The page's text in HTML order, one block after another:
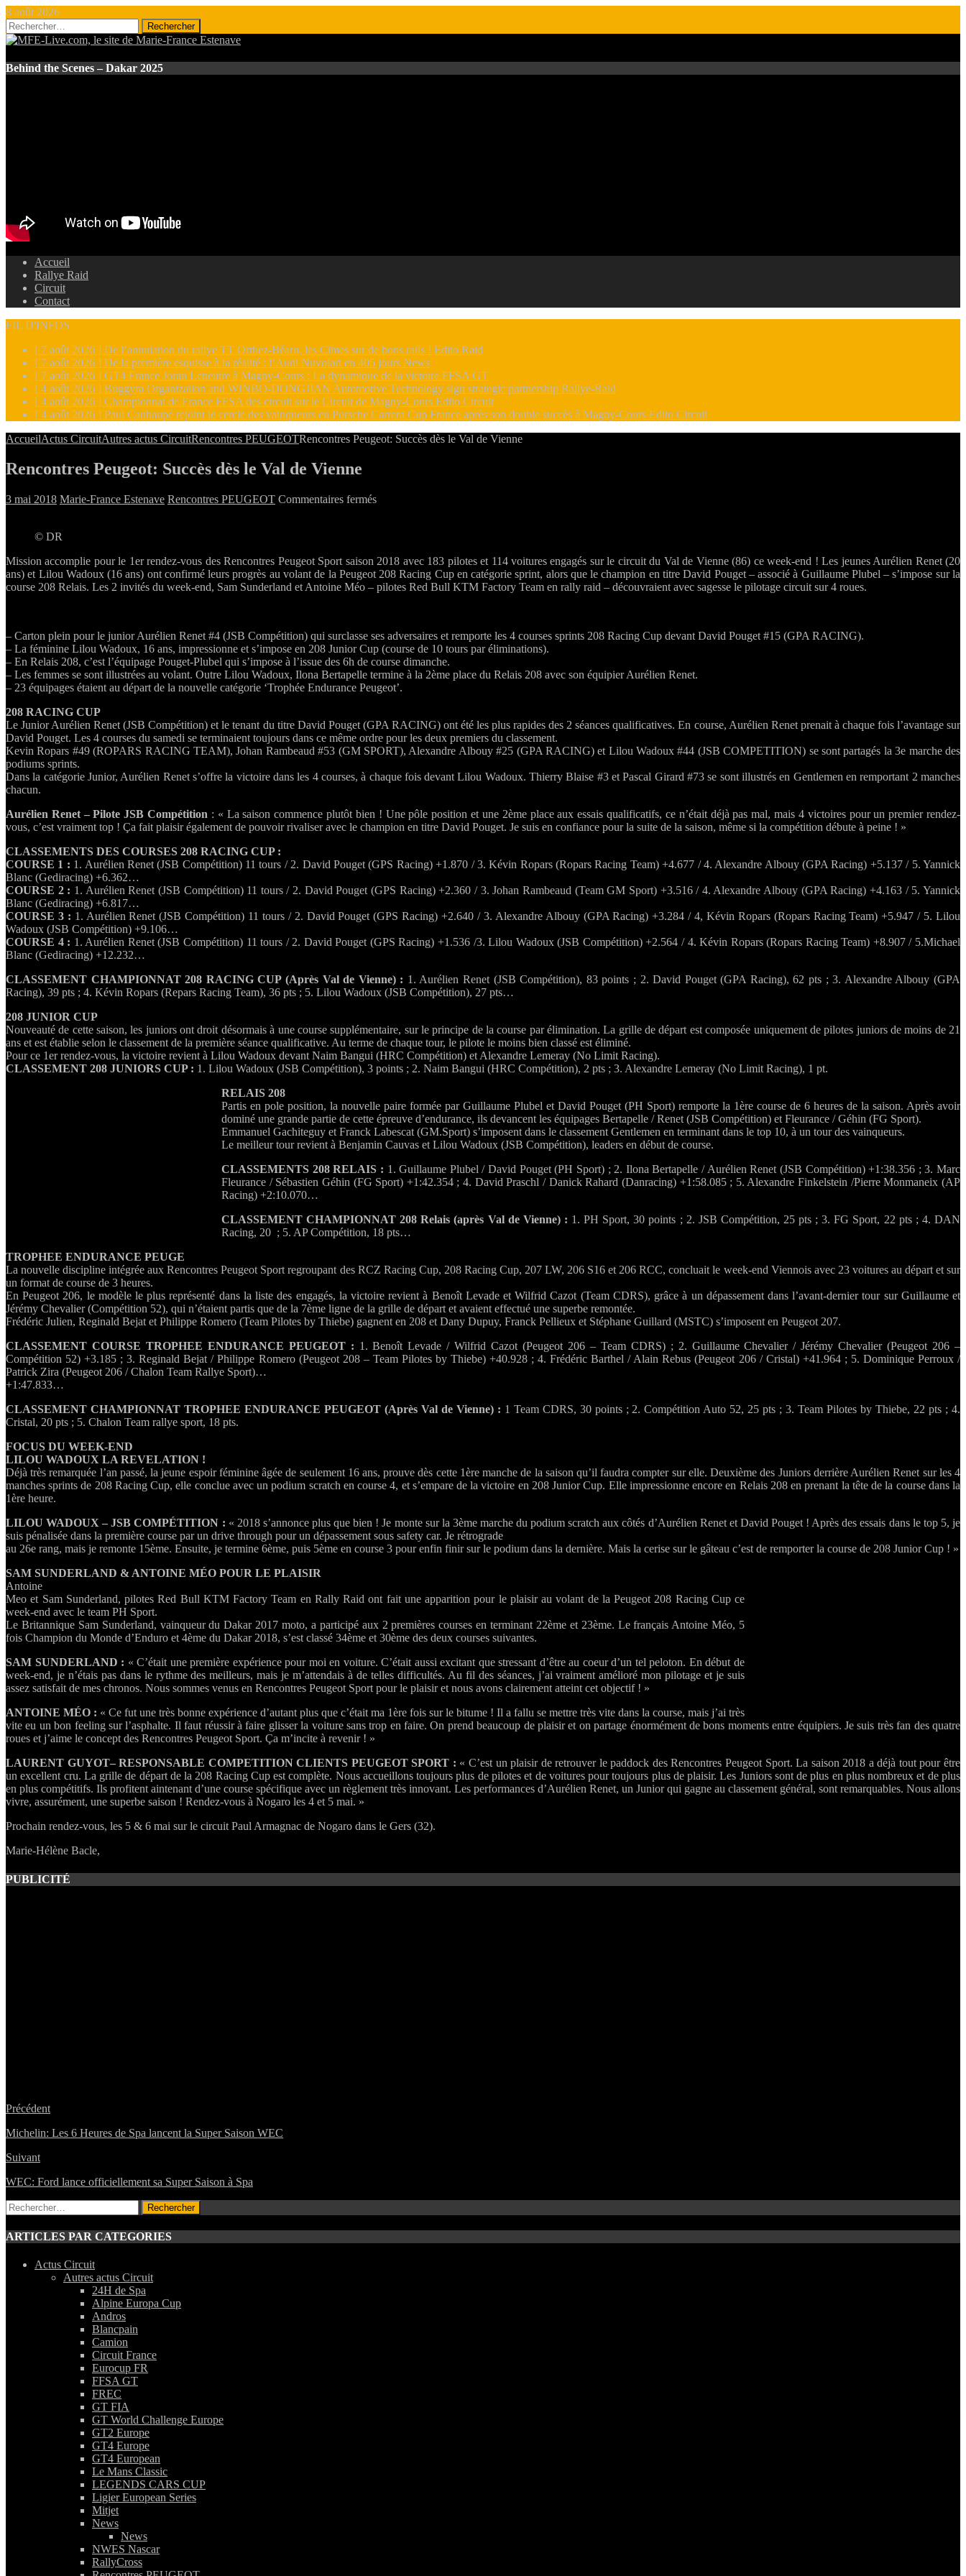
8 août 2026
Rechercher :
Behind the Scenes – Dakar 2025
Accueil
Rallye Raid
Circuit
Contact
FIL D'INFOS
[ 7 août 2026 ] De l’annulation du rallye TT Orthez-Béarn, les Cimes sur de bons rails ! Edito Raid
[ 7 août 2026 ] De la première esquisse à la réalité : l’Audi Nuvolari en 405 jours News
[ 7 août 2026 ] GT4 France Joran Leneutre à Magny-Cours : La dynamique de la victoire FFSA GT
[ 4 août 2026 ] Buggyra Organization and WINBO-DONGJIAN Automotive Technology sign strategic partnership Rallye-Raid
[ 4 août 2026 ] Championnat de France FFSA des circuit sur le Circuit de Magny-Cours Edito Circuit
[ 4 août 2026 ] Paul Cauhaupé rejoint le cercle des vainqueurs en Porsche Carrera Cup France après son double succès à Magny-Cours Edito Circuit
AccueilActus CircuitAutres actus CircuitRencontres PEUGEOTRencontres Peugeot: Succès dès le Val de Vienne
Rencontres Peugeot: Succès dès le Val de Vienne
3 mai 2018 Marie-France Estenave Rencontres PEUGEOT Commentaires ferméssur
le
Val
de
© DR
Mission accomplie pour le 1er rendez-vous des Rencontres Peugeot Sport saison 2018 avec 183 pilotes et 114 voitures engagés sur le circuit du Val de Vienne (86) ce week-end ! Les jeunes Aurélien Renet (20
ans) et Lilou Wadoux (16 ans) ont confirmé leurs progrès au volant de la Peugeot 208 Racing Cup en catégorie sprint, alors que le champion en titre David Pouget – associé à Guillaume Plubel – s’impose sur la
course 208 Relais. Les 2 invités du week-end, Sam Sunderland et Antoine Méo – pilotes Red Bull KTM Factory Team en rally raid – découvraient avec sagesse le pilotage circuit sur 4 roues.
– Carton plein pour le junior Aurélien Renet #4 (JSB Compétition) qui surclasse ses adversaires et remporte les 4 courses sprints 208 Racing Cup devant David Pouget #15 (GPA RACING).
– La féminine Lilou Wadoux, 16 ans, impressionne et s’impose en 208 Junior Cup (course de 10 tours par éliminations).
– En Relais 208, c’est l’équipage Pouget-Plubel qui s’impose à l’issue des 6h de course dimanche.
– Les femmes se sont illustrées au volant. Outre Lilou Wadoux, Ilona Bertapelle termine à la 2ème place du Relais 208 avec son équipier Aurélien Renet.
– 23 équipages étaient au départ de la nouvelle catégorie ‘Trophée Endurance Peugeot’.
208 RACING CUP
Le Junior Aurélien Renet (JSB Compétition) et le tenant du titre David Pouget (GPA RACING) ont été les plus rapides des 2 séances qualificatives. En course, Aurélien Renet prenait à chaque fois l’avantage sur
David Pouget. Les 4 courses du samedi se terminaient toujours dans ce même ordre pour les deux premiers du classement.
Kevin Ropars #49 (ROPARS RACING TEAM), Johan Rambeaud #53 (GM SPORT), Alexandre Albouy #25 (GPA RACING) et Lilou Wadoux #44 (JSB COMPETITION) se sont partagés la 3e marche des
podiums sprints.
Dans la catégorie Junior, Aurélien Renet s’offre la victoire dans les 4 courses, à chaque fois devant Lilou Wadoux. Thierry Blaise #3 et Pascal Girard #73 se sont illustrés en Gentlemen en remportant 2 manches
chacun.
Aurélien Renet – Pilote JSB Compétition : « La saison commence plutôt bien ! Une pôle position et une 2ème place aux essais qualificatifs, ce n’était déjà pas mal, mais 4 victoires pour un premier rendez-
vous, c’est vraiment top ! Ça fait plaisir également de pouvoir rivaliser avec le champion en titre David Pouget. Je suis en confiance pour la suite de la saison, même si la compétition débute à peine ! »
CLASSEMENTS DES COURSES 208 RACING CUP :
COURSE 1 : 1. Aurélien Renet (JSB Compétition) 11 tours / 2. David Pouget (GPS Racing) +1.870 / 3. Kévin Ropars (Ropars Racing Team) +4.677 / 4. Alexandre Albouy (GPA Racing) +5.137 / 5. Yannick
Blanc (Gediracing) +6.362…
COURSE 2 : 1. Aurélien Renet (JSB Compétition) 11 tours / 2. David Pouget (GPS Racing) +2.360 / 3. Johan Rambeaud (Team GM Sport) +3.516 / 4. Alexandre Albouy (GPA Racing) +4.163 / 5. Yannick
Blanc (Gediracing) +6.817…
COURSE 3 : 1. Aurélien Renet (JSB Compétition) 11 tours / 2. David Pouget (GPS Racing) +2.640 / 3. Alexandre Albouy (GPA Racing) +3.284 / 4, Kévin Ropars (Ropars Racing Team) +5.947 / 5. Lilou
Wadoux (JSB Compétition) +9.106…
COURSE 4 : 1. Aurélien Renet (JSB Compétition) 11 tours / 2. David Pouget (GPS Racing) +1.536 /3. Lilou Wadoux (JSB Compétition) +2.564 / 4. Kévin Ropars (Ropars Racing Team) +8.907 / 5.Michael
Blanc (Gediracing) +12.232…
CLASSEMENT CHAMPIONNAT 208 RACING CUP (Après Val de Vienne) : 1. Aurélien Renet (JSB Compétition), 83 points ; 2. David Pouget (GPA Racing), 62 pts ; 3. Alexandre Albouy (GPA
Racing), 39 pts ; 4. Kévin Ropars (Repars Racing Team), 36 pts ; 5. Lilou Wadoux (JSB Compétition), 27 pts…
208 JUNIOR CUP
Nouveauté de cette saison, les juniors ont droit désormais à une course supplémentaire, sur le principe de la course par élimination. La grille de départ est composée uniquement de pilotes juniors de moins de 21
ans et est établie selon le classement de la première séance qualificative. Au terme de chaque tour, le pilote le moins bien classé est éliminé.
Pour ce 1er rendez-vous, la victoire revient à Lilou Wadoux devant Naim Bangui (HRC Compétition) et Alexandre Lemeray (No Limit Racing).
CLASSEMENT 208 JUNIORS CUP : 1. Lilou Wadoux (JSB Compétition), 3 points ; 2. Naim Bangui (HRC Compétition), 2 pts ; 3. Alexandre Lemeray (No Limit Racing), 1 pt.
RELAIS 208
Partis en pole position, la nouvelle paire formée par Guillaume Plubel et David Pouget (PH Sport) remporte la 1ère course de 6 heures de la saison. Après avoir
dominé une grande partie de cette épreuve d’endurance, ils devancent les équipages Bertapelle / Renet (JSB Compétition) et Fleurance / Géhin (FG Sport).
Emmanuel Gachiteguy et Franck Labescat (GM.Sport) s’imposent dans le classement Gentlemen en terminant dans le top 10, à un tour des vainqueurs.
Le meilleur tour revient à Benjamin Cauvas et Lilou Wadoux (JSB Compétition), leaders en début de course.
CLASSEMENTS 208 RELAIS : 1. Guillaume Plubel / David Pouget (PH Sport) ; 2. Ilona Bertapelle / Aurélien Renet (JSB Compétition) +1:38.356 ; 3. Marc
Fleurance / Sébastien Géhin (FG Sport) +1:42.354 ; 4. David Praschl / Danick Rahard (Danracing) +1:58.085 ; 5. Alexandre Finkelstein /Pierre Monmaneix (AP
Racing) +2:10.070…
CLASSEMENT CHAMPIONNAT 208 Relais (après Val de Vienne) : 1. PH Sport, 30 points ; 2. JSB Compétition, 25 pts ; 3. FG Sport, 22 pts ; 4. DAN
Racing, 20 ; 5. AP Compétition, 18 pts…
TROPHEE ENDURANCE PEUGE
La nouvelle discipline intégrée aux Rencontres Peugeot Sport regroupant des RCZ Racing Cup, 208 Racing Cup, 207 LW, 206 S16 et 206 RCC, concluait le week-end Viennois avec 23 voitures au départ et sur
un format de course de 3 heures.
En Peugeot 206, le modèle le plus représenté dans la liste des engagés, la victoire revient à Benoît Levade et Wilfrid Cazot (Team CDRS), grâce à un dépassement dans l’avant-dernier tour sur Guillaume et
Jérémy Chevalier (Compétition 52), qui n’étaient partis que de la 7ème ligne de la grille de départ et avaient effectué une superbe remontée.
Frédéric Julien, Reginald Bejat et Philippe Romero (Team Pilotes by Thiebe) gagnent en 208 et Dany Dupuy, Franck Pellieux et Stéphane Guillard (MSTC) s’imposent en Peugeot 207.
CLASSEMENT COURSE TROPHEE ENDURANCE PEUGEOT : 1. Benoît Levade / Wilfrid Cazot (Peugeot 206 – Team CDRS) ; 2. Guillaume Chevalier / Jérémy Chevalier (Peugeot 206 –
Compétition 52) +3.185 ; 3. Reginald Bejat / Philippe Romero (Peugeot 208 – Team Pilotes by Thiebe) +40.928 ; 4. Frédéric Barthel / Alain Rebus (Peugeot 206 / Cristal) +41.964 ; 5. Dominique Perroux /
Patrick Zira (Peugeot 206 / Chalon Team Rallye Sport)…
+1:47.833…
CLASSEMENT CHAMPIONNAT TROPHEE ENDURANCE PEUGEOT (Après Val de Vienne) : 1 Team CDRS, 30 points ; 2. Compétition Auto 52, 25 pts ; 3. Team Pilotes by Thiebe, 22 pts ; 4.
Cristal, 20 pts ; 5. Chalon Team rallye sport, 18 pts.
FOCUS DU WEEK-END
LILOU WADOUX LA REVELATION !
Déjà très remarquée l’an passé, la jeune espoir féminine âgée de seulement 16 ans, prouve dès cette 1ère manche de la saison qu’il faudra compter sur elle. Deuxième des Juniors derrière Aurélien Renet sur les 4
manches sprints de 208 Racing Cup, elle conclue avec un podium scratch en course 4, et s’empare de la victoire en 208 Junior Cup. Elle impressionne encore en Relais 208 en prenant la tête de la course dans la
1ère heure.
LILOU WADOUX – JSB COMPÉTITION : « 2018 s’annonce plus que bien ! Je monte sur la 3ème marche du podium scratch aux côtés d’Aurélien Renet et David Pouget ! Après des essais dans le top 5, je
suis pénalisée dans la première course par un drive through pour un dépassement sous safety car. Je rétrograde
au 26e rang, mais je remonte 15ème. Ensuite, je termine 6ème, puis 5ème en course 3 pour enfin finir sur le podium dans la dernière. Mais la cerise sur le gâteau c’est de remporter la course de 208 Junior Cup ! »
SAM SUNDERLAND & ANTOINE MÉO POUR LE PLAISIR
Antoine
Meo et Sam Sunderland, pilotes Red Bull KTM Factory Team en Rally Raid ont fait une apparition pour le plaisir au volant de la Peugeot 208 Racing Cup ce
week-end avec le team PH Sport.
Le Britannique Sam Sunderland, vainqueur du Dakar 2017 moto, a participé aux 2 premières courses en terminant 22ème et 23ème. Le français Antoine Méo, 5
fois Champion du Monde d’Enduro et 4ème du Dakar 2018, s’est classé 34ème et 30ème des deux courses suivantes.
SAM SUNDERLAND : « C’était une première expérience pour moi en voiture. C’était aussi excitant que stressant d’être au coeur d’un tel peloton. En début de
week-end, je n’étais pas dans le rythme des meilleurs, mais je m’attendais à de telles difficultés. Au fil des séances, j’ai vraiment amélioré mon pilotage et je suis
assez satisfait de mes chronos. Nous sommes venus en Rencontres Peugeot Sport pour le plaisir et nous avons clairement atteint cet objectif ! »
ANTOINE MÉO : « Ce fut une très bonne expérience d’autant plus que c’était ma 1ère fois sur le bitume ! Il a fallu se mettre très vite dans la course, mais j’ai très
vite eu un bon feeling sur l’asphalte. Il faut réussir à faire glisser la voiture sans trop en faire. On prend beaucoup de plaisir et on partage énormément de bons moments entre équipiers. Je suis très fan des quatre
roues et j’aime le concept des Rencontres Peugeot Sport. Ça m’incite à revenir ! »
LAURENT GUYOT– RESPONSABLE COMPETITION CLIENTS PEUGEOT SPORT : « C’est un plaisir de retrouver le paddock des Rencontres Peugeot Sport. La saison 2018 a déjà tout pour être
un excellent cru. La grille de départ de la 208 Racing Cup est complète. Nous accueillons toujours plus de pilotes et de voitures pour toujours plus de plaisir. Les Juniors sont de plus en plus nombreux et de plus
en plus compétitifs. Ils profitent aintenant d’une course spécifique avec un règlement très innovant. Les performances d’Aurélien Renet, un Junior qui gagne au classement général, sont remarquables. Nous allons
vivre, assurément, une superbe saison ! Rendez-vous à Nogaro les 4 et 5 mai. »
Prochain rendez-vous, les 5 & 6 mai sur le circuit Paul Armagnac de Nogaro dans le Gers (32).
Marie-Hélène Bacle,
PUBLICITÉ
Précédent
Michelin: Les 6 Heures de Spa lancent la Super Saison WEC
Suivant
WEC: Ford lance officiellement sa Super Saison à Spa
Rechercher :
ARTICLES PAR CATEGORIES
Actus Circuit
Autres actus Circuit
24H de Spa
Alpine Europa Cup
Andros
Blancpain
Camion
Circuit France
Eurocup FR
FFSA GT
FREC
GT FIA
GT World Challenge Europe
GT2 Europe
GT4 Europe
GT4 European
Le Mans Classic
LEGENDS CARS CUP
Ligier European Series
Mitjet
News
News
NWES Nascar
RallyCross